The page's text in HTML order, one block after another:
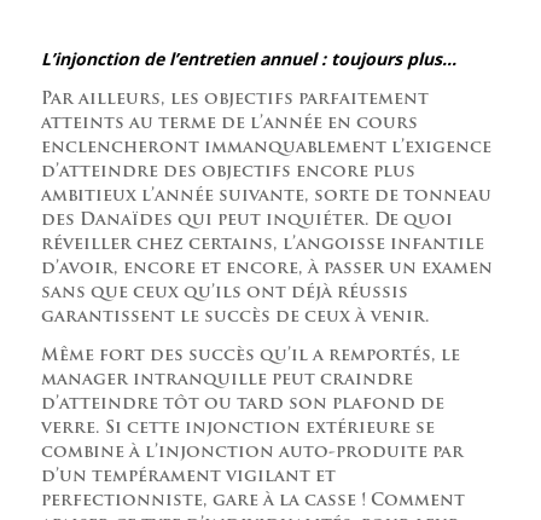
L’injonction de l’entretien annuel : toujours plus…
Par ailleurs, les objectifs parfaitement
atteints au terme de l’année en cours
enclencheront immanquablement l’exigence
d’atteindre des objectifs encore plus
ambitieux l’année suivante, sorte de tonneau
des Danaïdes qui peut inquiéter. De quoi
réveiller chez certains, l’angoisse infantile
d’avoir, encore et encore, à passer un examen
sans que ceux qu’ils ont déjà réussis
garantissent le succès de ceux à venir.
Même fort des succès qu’il a remportés, le
manager intranquille peut craindre
d’atteindre tôt ou tard son plafond de
verre. Si cette injonction extérieure se
combine à l’injonction auto-produite par
d’un tempérament vigilant et
perfectionniste, gare à la casse ! Comment